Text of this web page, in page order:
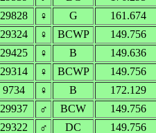
29828 ♀ G 161.674
29324 ♀ BCWP 149.756
29425 ♀ B 149.636
29314 ♀ BCWP 149.756
9734 ♀ B 172.129
29937 ♂ BCW 149.756
29322 ♂ DC 149.756